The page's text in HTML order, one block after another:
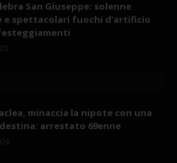
San Giuseppe: solenne
e spettacolari fuochi d’artificio
minaccia la nipote con una
arrestato 69enne